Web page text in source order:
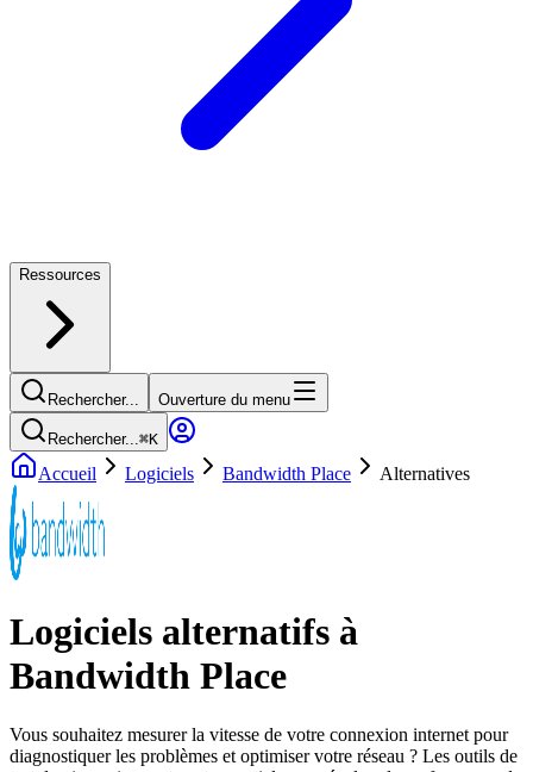
Ressources
Rechercher... Ouverture du menu
Rechercher...⌘K
Accueil Logiciels Bandwidth Place Alternatives
Logiciels alternatifs à
Bandwidth Place
Vous souhaitez mesurer la vitesse de votre connexion internet pour
diagnostiquer les problèmes et optimiser votre réseau ? Les outils de